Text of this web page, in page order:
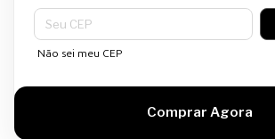
Entregas para o CEP:
Não sei meu CEP